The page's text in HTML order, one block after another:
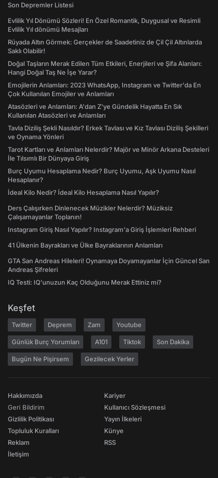
Son Depremler Listesi
Evlilik Yıl Dönümü Sözleri! En Özel Romantik, Duygusal ve Resimli
Evlilik Yıl dönümü Mesajları
Rüyada Altın Görmek: Gerçekler de Saadetiniz de Çil Çil Altınlarda
Saklı Olabilir!
Doğal Taşların Merak Edilen Tüm Etkileri, Enerjileri ve Şifa Alanları:
Hangi Doğal Taş Ne İşe Yarar?
Emojilerin Anlamları: 2023 WhatsApp, Instagram ve Twitter'da En
Çok Kullanılan Emojiler ve Anlamları
Atasözleri ve Anlamları: A'dan Z'ye Gündelik Hayatta En Sık
Kullanılan Atasözleri ve Anlamları
Tavla Diziliş Şekli Nasıldır? Erkek Tavlası ve Kız Tavlası Diziliş Şekilleri
ve Oynama Yönleri
Tarot Kartları ve Anlamları Nelerdir? Majör ve Minör Arkana Desteleri
İle Tılsımlı Bir Dünyaya Giriş
Burç Uyumu Hesaplama Nedir? Burç Uyumu, Aşk Uyumu Nasıl
Hesaplanır?
İdeal Kilo Nedir? İdeal Kilo Hesaplama Nasıl Yapılır?
Ders Çalışırken Dinlenecek Müzikler Nelerdir? Müziksiz
Çalışamayanlar Toplanın!
Instagram Giriş Nasıl Yapılır? Instagram'a Giriş İşlemleri Rehberi
41 Ülkenin Bayrakları ve Ülke Bayraklarının Anlamları
GTA San Andreas Hileleri! Oynamaya Doyamayanlar İçin Güncel San
Andreas Şifreleri
IQ Testi: IQ'unuzun Kaç Olduğunu Merak Ettiniz mi?
Keşfet
Twitter Deprem Zam Youtube
Günlük Burç Yorumları A101 Tiktok Son Dakika
Bugün Ne Pişirsem Gezilecek Yerler
Hakkımızda
Geri Bildirim
Gizlilik Politikası
Topluluk Kuralları
Reklam
İletişim
Kariyer
Kullanıcı Sözleşmesi
Yayın İlkeleri
Künye
RSS